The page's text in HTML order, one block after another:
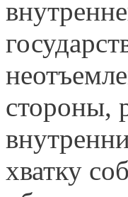
стороны,
хватку